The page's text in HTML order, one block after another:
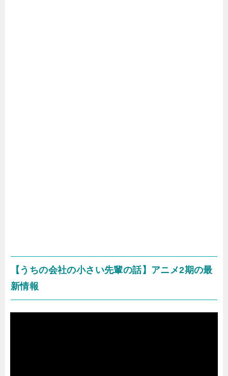
【うちの会社の小さい先輩の話】アニメ2期の最
新情報